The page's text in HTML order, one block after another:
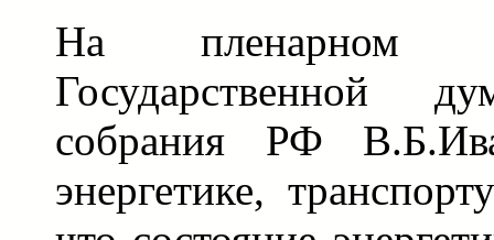
На пленарном
Государственной
собрания РФ
энергетике,